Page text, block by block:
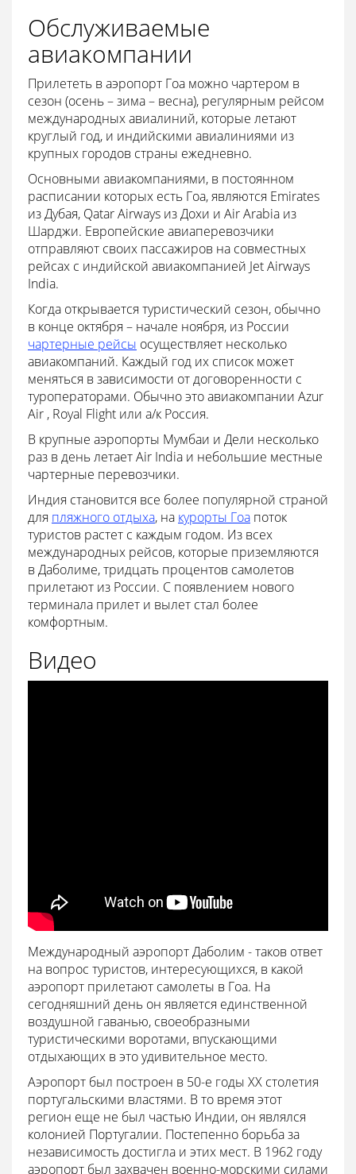
Обслуживаемые
авиакомпании
Прилететь в аэропорт Гоа можно чартером в
сезон (осень – зима – весна), регулярным рейсом
международных авиалиний, которые летают
круглый год, и индийскими авиалиниями из
крупных городов страны ежедневно.
Основными авиакомпаниями, в постоянном
расписании которых есть Гоа, являются Emirates
из Дубая, Qatar Airways из Дохи и Air Arabia из
Шарджи. Европейские авиаперевозчики
отправляют своих пассажиров на совместных
рейсах с индийской авиакомпанией Jet Airways
India.
Когда открывается туристический сезон, обычно
в конце октября – начале ноября, из России
чартерные рейсы осуществляет несколько
авиакомпаний. Каждый год их список может
меняться в зависимости от договоренности с
туроператорами. Обычно это авиакомпании Azur
Air , Royal Flight или а/к Россия.
В крупные аэропорты Мумбаи и Дели несколько
раз в день летает Air India и небольшие местные
чартерные перевозчики.
Индия становится все более популярной страной
для пляжного отдыха, на курорты Гоа поток
туристов растет с каждым годом. Из всех
международных рейсов, которые приземляются
в Даболиме, тридцать процентов самолетов
прилетают из России. С появлением нового
терминала прилет и вылет стал более
комфортным.
Видео
Международный аэропорт Даболим - таков ответ
на вопрос туристов, интересующихся, в какой
аэропорт прилетают самолеты в Гоа. На
сегодняшний день он является единственной
воздушной гаванью, своеобразными
туристическими воротами, впускающими
отдыхающих в это удивительное место.
Аэропорт был построен в 50-е годы XX столетия
португальскими властями. В то время этот
регион еще не был частью Индии, он являлся
колонией Португалии. Постепенно борьба за
независимость достигла и этих мест. В 1962 году
аэропорт был захвачен военно-морскими силами